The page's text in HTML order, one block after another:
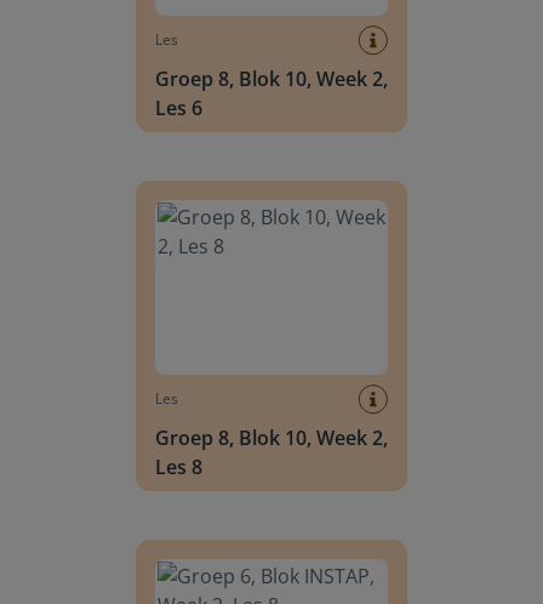
Les
Groep 8, Blok 10, Week 2,
Les 6
Les
Groep 8, Blok 10, Week 2,
Les 8